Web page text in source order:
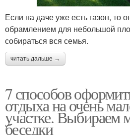
Если на даче уже есть газон, то
обрамлением для небольшой
собираться вся семья.
читать дальше →
7 способов
отдыха на очень
участке. Выбираем
беседки